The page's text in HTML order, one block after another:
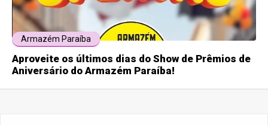
Armazém Paraíba
Aproveite os últimos dias do Show de Prêmios de
Aniversário do Armazém Paraíba!